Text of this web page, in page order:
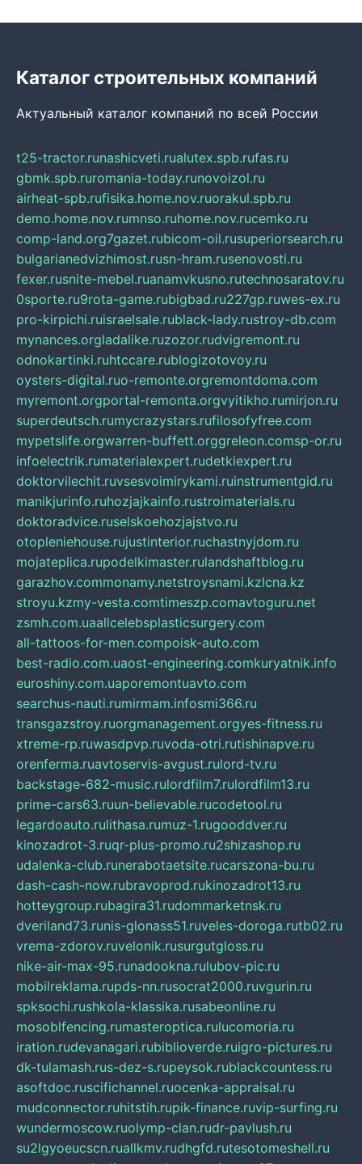
Каталог строительных компаний
Актуальный каталог компаний по всей России
t25-tractor.runashicveti.rualutex.spb.rufas.ru
gbmk.spb.ruromania-today.runovoizol.ru
airheat-spb.rufisika.home.nov.ruorakul.spb.ru
demo.home.nov.rumnso.ruhome.nov.rucemko.ru
comp-land.org7gazet.rubicom-oil.rusuperiorsearch.ru
bulgarianedvizhimost.rusn-hram.rusenovosti.ru
fexer.rusnite-mebel.ruanamvkusno.rutechnosaratov.ru
0sporte.ru9rota-game.rubigbad.ru227gp.ruwes-ex.ru
pro-kirpichi.ruisraelsale.rublack-lady.rustroy-db.com
mynances.orgladalike.ruzozor.rudvigremont.ru
odnokartinki.ruhtccare.rublogizotovoy.ru
oysters-digital.ruo-remonte.orgremontdoma.com
myremont.orgportal-remonta.orgvyitikho.rumirjon.ru
superdeutsch.rumycrazystars.rufilosofyfree.com
mypetslife.orgwarren-buffett.orggreleon.comsp-or.ru
infoelectrik.rumaterialexpert.rudetkiexpert.ru
doktorvilechit.ruvsesvoimirykami.ruinstrumentgid.ru
manikjurinfo.ruhozjajkainfo.rustroimaterials.ru
doktoradvice.ruselskoehozjajstvo.ru
otopleniehouse.rujustinterior.ruchastnyjdom.ru
mojateplica.rupodelkimaster.rulandshaftblog.ru
garazhov.commonamy.netstroysnami.kzlcna.kz
stroyu.kzmy-vesta.comtimeszp.comavtoguru.net
zsmh.com.uaallcelebsplasticsurgery.com
all-tattoos-for-men.compoisk-auto.com
best-radio.com.uaost-engineering.comkuryatnik.info
euroshiny.com.uaporemontuavto.com
searchus-nauti.rumirmam.infosmi366.ru
transgazstroy.ruorgmanagement.orgyes-fitness.ru
xtreme-rp.ruwasdpvp.ruvoda-otri.rutishinapve.ru
orenferma.ruavtoservis-avgust.rulord-tv.ru
backstage-682-music.rulordfilm7.rulordfilm13.ru
prime-cars63.ruun-believable.rucodetool.ru
legardoauto.rulithasa.rumuz-1.rugooddver.ru
kinozadrot-3.ruqr-plus-promo.ru2shizashop.ru
udalenka-club.runerabotaetsite.rucarszona-bu.ru
dash-cash-now.rubravoprod.rukinozadrot13.ru
hotteygroup.rubagira31.rudommarketnsk.ru
dveriland73.runis-glonass51.ruveles-doroga.rutb02.ru
vrema-zdorov.ruvelonik.rusurgutgloss.ru
nike-air-max-95.runadookna.rulubov-pic.ru
mobilreklama.rupds-nn.rusocrat2000.ruvgurin.ru
spksochi.rushkola-klassika.rusabeonline.ru
mosoblfencing.rumasteroptica.rulucomoria.ru
iration.rudevanagari.rubiblioverde.ruigro-pictures.ru
dk-tulamash.rus-dez-s.rupeysok.rublackcountess.ru
asoftdoc.ruscifichannel.ruocenka-appraisal.ru
mudconnector.ruhitstih.rupik-finance.ruvip-surfing.ru
wundermoscow.ruolymp-clan.rudr-pavlush.ru
su2lgyoeucscn.ruallkmv.rudhgfd.rutesotomeshell.ru